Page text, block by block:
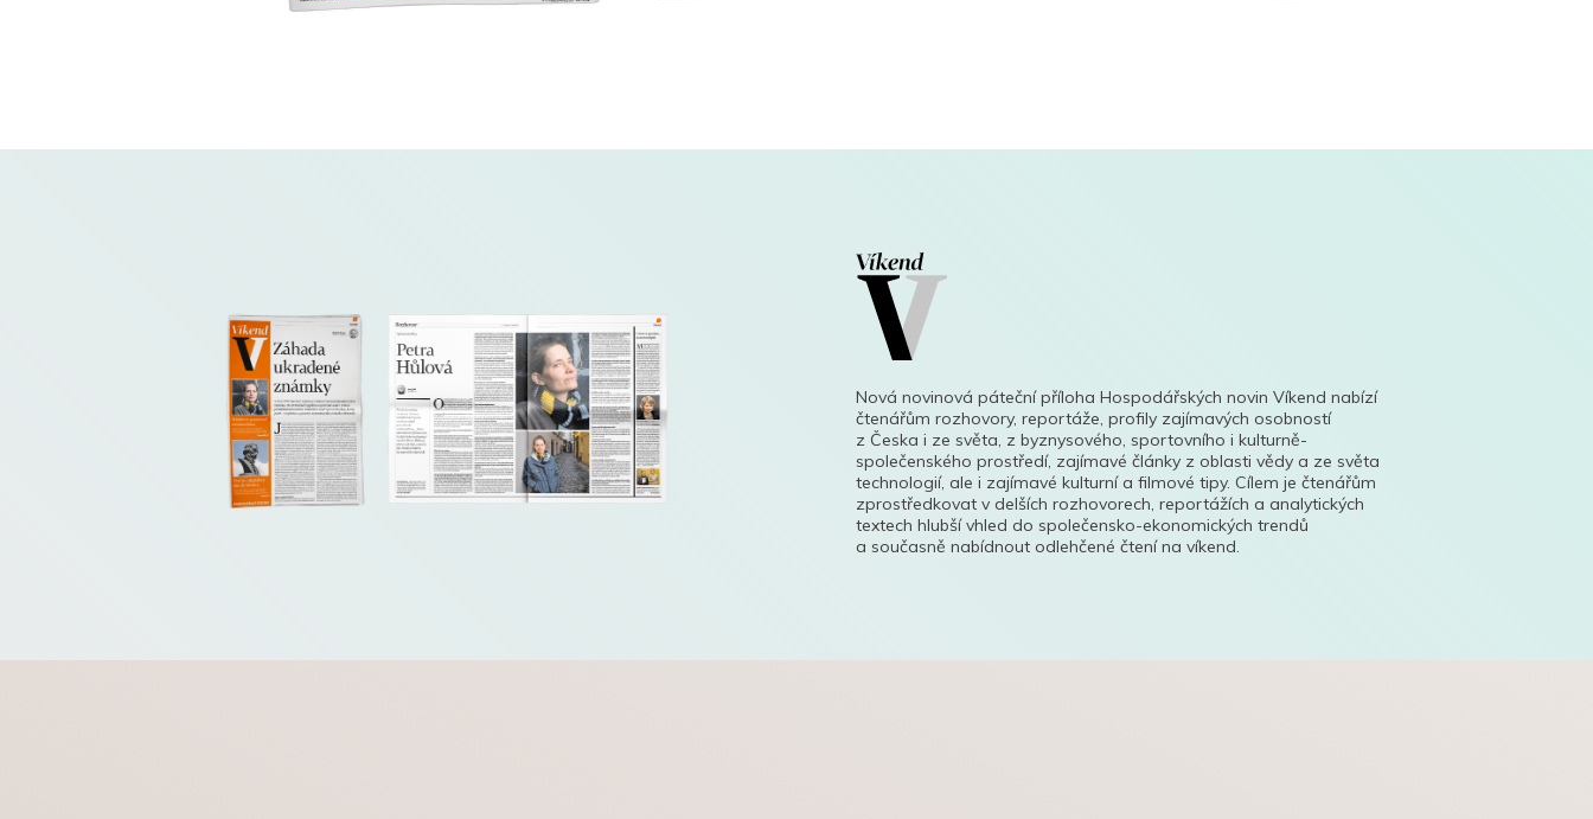
Nová novinová páteční příloha Hospodářských novin Víkend nabízí
čtenářům rozhovory, reportáže, profily zajímavých osobností
z Česka i ze světa, z byznysového, sportovního i kulturně-
společenského prostředí, zajímavé články z oblasti vědy a ze světa
technologií, ale i zajímavé kulturní a filmové tipy. Cílem je čtenářům
zprostředkovat v delších rozhovorech, reportážích a analytických
textech hlubší vhled do společensko-ekonomických trendů
a současně nabídnout odlehčené čtení na víkend.